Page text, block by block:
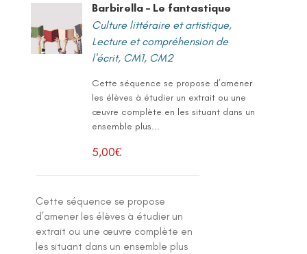
Barbirella – Le fantastique
Culture littéraire et artistique,
Lecture et compréhension de
l'écrit, CM1, CM2
Cette séquence se propose d’amener
les élèves à étudier un extrait ou une
œuvre complète en les situant dans un
ensemble plus...
5,00€
Cette séquence se propose
d’amener les élèves à étudier un
extrait ou une œuvre complète en
les situant dans un ensemble plus